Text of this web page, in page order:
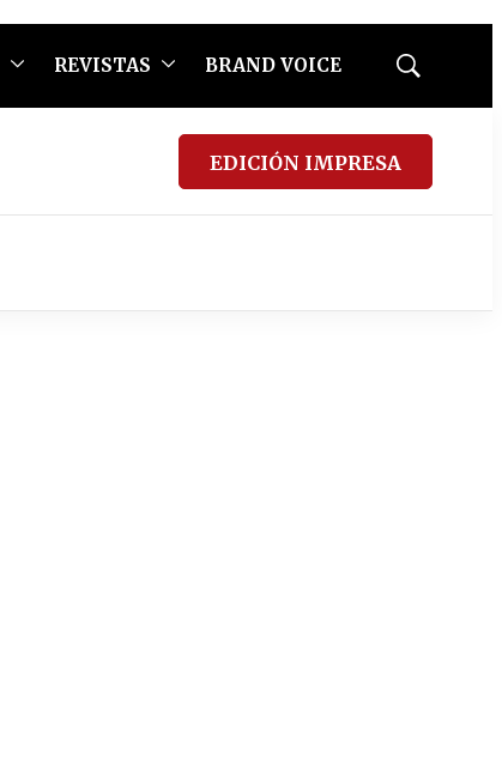
REVISTAS BRAND VOICE
Mostrar
EDICIÓN IMPRESA